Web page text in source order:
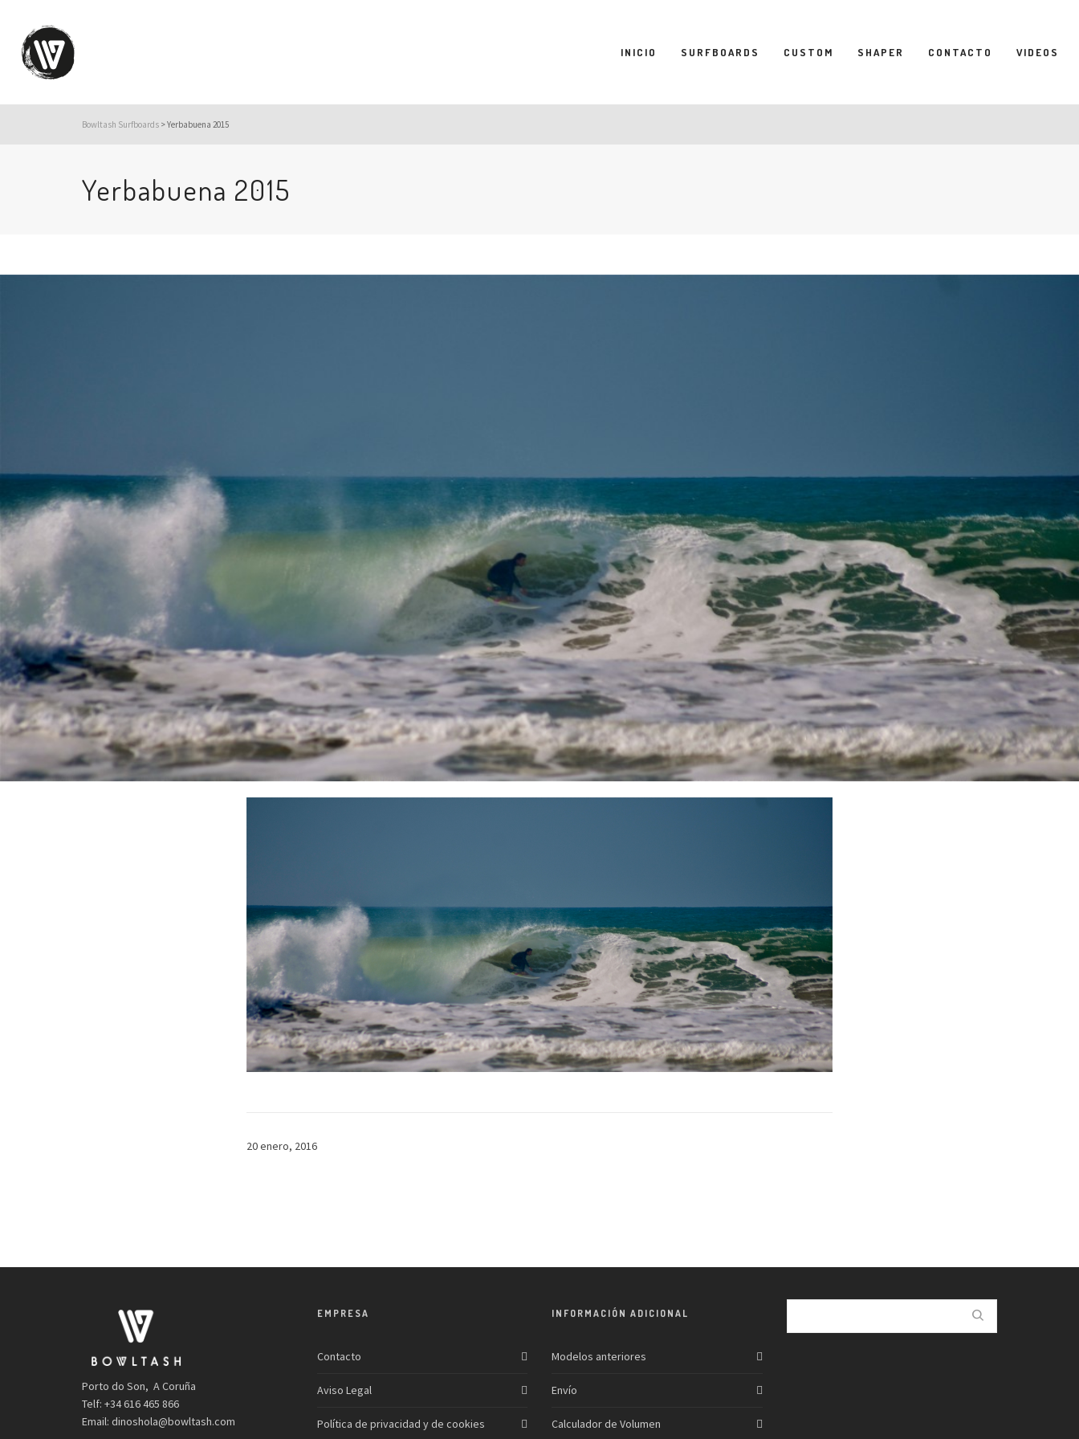
INICIO SURFBOARDS CUSTOM SHAPER CONTACTO VIDEOS
Bowltash Surfboards >Yerbabuena 2015
Yerbabuena 2015
20 enero, 2016
Porto do Son, A Coruña
Telf: +34 616 465 866
Email: dinoshola@bowltash.com
EMPRESA
Contacto
Aviso Legal
Política de privacidad y de cookies
INFORMACIÓN ADICIONAL
Modelos anteriores
Envío
Calculador de Volumen